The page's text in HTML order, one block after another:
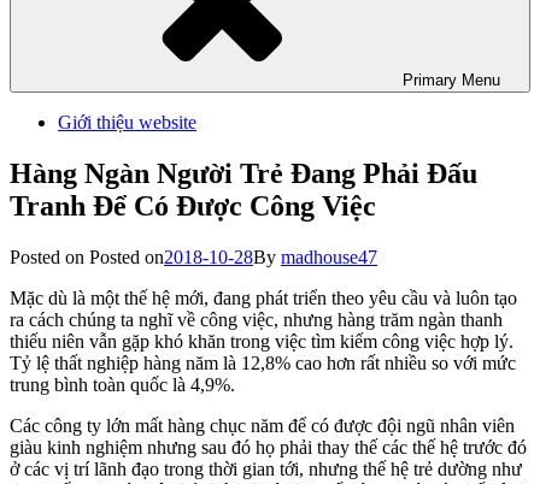
Primary Menu
Giới thiệu website
Hàng Ngàn Người Trẻ Đang Phải Đấu
Tranh Để Có Được Công Việc
Posted on Posted on2018-10-28By madhouse47
Mặc dù là một thế hệ mới, đang phát triển theo yêu cầu và luôn tạo
ra cách chúng ta nghĩ về công việc, nhưng hàng trăm ngàn thanh
thiếu niên vẫn gặp khó khăn trong việc tìm kiếm công việc hợp lý.
Tỷ lệ thất nghiệp hàng năm là 12,8% cao hơn rất nhiều so với mức
trung bình toàn quốc là 4,9%.
Các công ty lớn mất hàng chục năm để có được đội ngũ nhân viên
giàu kinh nghiệm nhưng sau đó họ phải thay thế các thế hệ trước đó
ở các vị trí lãnh đạo trong thời gian tới, nhưng thế hệ trẻ dường như